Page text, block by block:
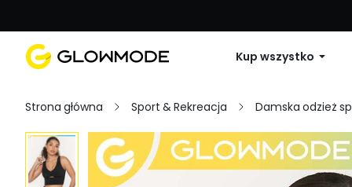
Kup wszystko
Strona główna Sport & Rekreacja Damska odzież